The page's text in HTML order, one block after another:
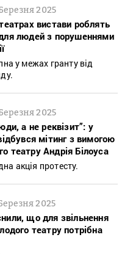
2025
вистави роблять
людей з порушеннями
у межах гранту від
2025
а не реквізит”: у
мітинг з вимогою
театру Андрія Білоуса
акція протесту.
2025
що для звільнення
театру потрібна